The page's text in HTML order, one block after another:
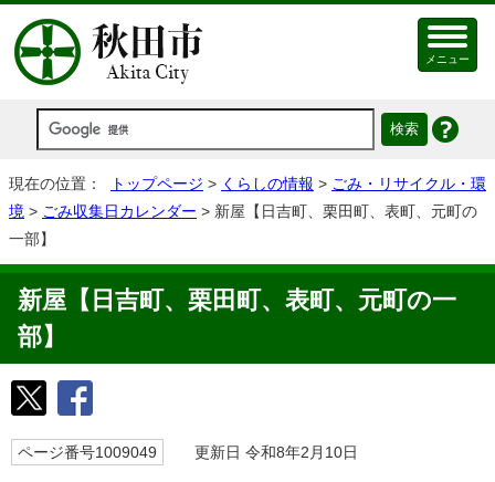
メニュー
現在の位置： トップページ > くらしの情報 > ごみ・リサイクル・環
境 > ごみ収集日カレンダー > 新屋【日吉町、栗田町、表町、元町の
一部】
新屋【日吉町、栗田町、表町、元町の一
部】
ページ番号1009049 更新日 令和8年2月10日